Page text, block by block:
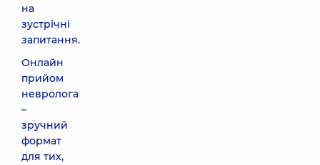
на
зустрічні
запитання.
Онлайн
прийом
невролога
–
зручний
формат
для тих,